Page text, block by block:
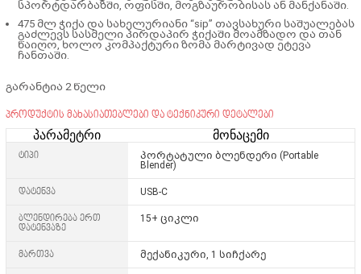
სპორტდარბაზში, ოფისში, მოგზაურობისას ან მანქანაში.
475 მლ ჭიქა და სახელურიანი “sip” თავსახური საშუალებას
გაძლევს სასმელი პირდაპირ ჭიქაში მოამზადო და თან
წაიღო, ხოლო კომპაქტური ზომა მარტივად ეტევა
ჩანთაში.
გარანტია 2 წელი
პროდუქტის მახასიათებლები და ტექნიკური დეტალები
პარამეტრი მონაცემი
ტიპი
პორტატული ბლენდერი (Portable
Blender)
დატენვა USB-C
ბლენდირება ერთ
დატენვაზე
15+ ციკლი
მართვა მექანიკური, 1 სიჩქარე